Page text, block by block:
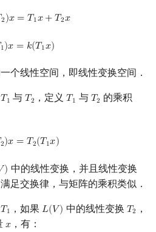
2)𝑥 = 𝑇 1𝑥+𝑇2𝑥
T2)x=T1x +T2x
1)𝑥 = 𝑘(𝑇 1𝑥)
T1)x=k (T1x )
个线性空间，即线性变换空间．
𝑇 1
T1 与 𝑇2
T2 ，定义𝑇 1
T1 与 𝑇2
T2 的乘积
2)𝑥 = 𝑇2(𝑇 1𝑥)
T2)x=T2(T1x)
)
)
中的线性变换，并且线性变换
足交换律，与矩阵的乘积类似．
𝑇 1
T1 ，如果 𝐿(𝑉)
L(V) 中的线性变换 𝑇2
T2 ，
𝑥
x ，有：